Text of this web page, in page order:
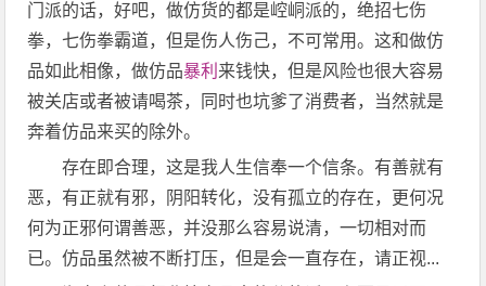
门派的话，好吧，做仿货的都是崆峒派的，绝招七伤
拳，七伤拳霸道，但是伤人伤己，不可常用。这和做仿
品如此相像，做仿品暴利 来钱快，但是风险也很大容易
被关店或者被请喝茶，同时也坑爹了消费者，当然就是
奔着仿品来买的除外。
存在即合理，这是我人生信奉一个信条。有善就有
恶，有正就有邪，阴阳转化，没有孤立的存在，更何况
何为正邪何谓善恶，并没那么容易说清，一切相对而
已。仿品虽然被不断打压，但是会一直存在，请正视...